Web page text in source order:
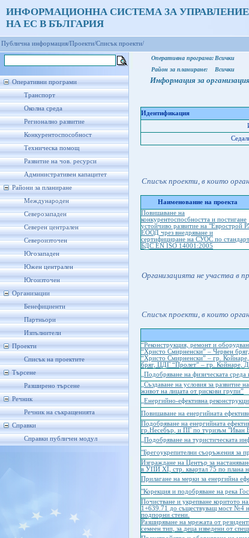
ИНФОРМАЦИОННА СИСТЕМА ЗА
НА ЕС В БЪЛГАРИЯ
Публична информация/Проекти/Списък проекти/
Оперативни програми
Транспорт
Околна среда
Регионално развитие
Конкурентоспособност
Техническа помощ
Развитие на чов. ресурси
Административен капацитет
Райони за планиране
Международен
Северозападен
Северен централен
Североизточен
Югозападен
Южен централен
Югоизточен
Организации
Бенефициенти
Партньори
Изпълнители
Проекти
Списък на проектите
Търсене
Разширено търсене
Речник
Речник на съкращенията
Справки
Справки публичен модул
Оперативна програма: Всички
Район за планиране:
Всички
Информация за
Идентификация
Списък проекти, в които
Наименование на проекта
Повишаване на
конкурентоспосбността и постигане
устойчиво развитие на "Еврострой
ЕООД чрез внедряване и
сертифициране на СУОС по стандарт
БДС EN ISO 14001:2005
Организацията не участва в
Списък проекти, в които
“Реконструкция, ремонт и
“Христо Смирненски” – Червен
“Христо Смирненски” – гр.
бряг, ЦДГ “Пролет” – гр. Койнаре,
„Подобряване на физическата
„Създаване на условия за
живот на лицата от рискови групи”
„Енергийно-ефективна
Повишаване на енергийната
Подобряване на енергийната
гр.Несебър, и ПГ по туризъм "Иван
„Подобряване на туристическата
"Брегоукрепителни съоръжения за
Изграждане на Център за
в УПИ ХІ, стр. квартал 75 по плана
Прилагане на мерки за енергийна
"Корекция и подобряване на река
Почистване и укрепване коритото
1+639.71 до съществуващ мост №4
подпорни стени.
Разширяване на мрежата от
семеен тип, за деца изведени от